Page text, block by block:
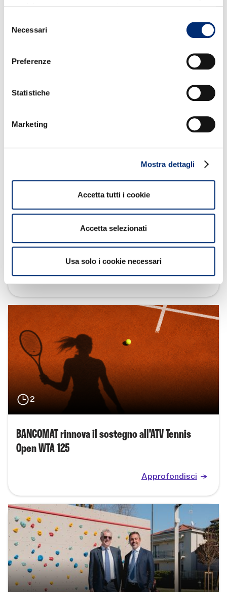
delNecessari
Preferenze
Statistiche
Marketing
Mostra dettagli
Accetta tutti i cookie
Accetta selezionati
Usa solo i cookie necessari
Guidonia Montecelio il nuovo spazio sportivo del
progetto “Illumina”
Approfondisci
2
BANCOMAT rinnova il sostegno all'ATV Tennis
Open WTA 125
Approfondisci